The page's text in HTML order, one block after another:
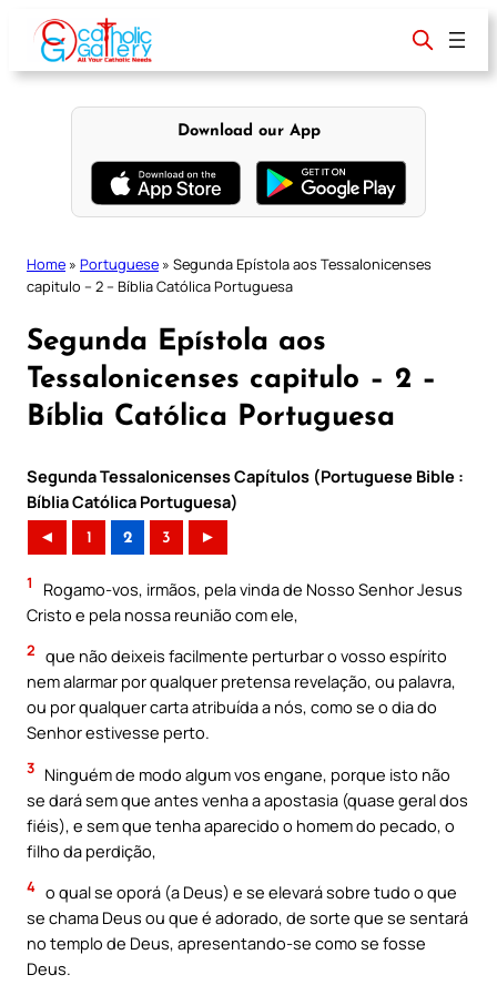
content
Download our App
Home » Portuguese » Segunda Epístola aos Tessalonicenses
capitulo – 2 – Bíblia Católica Portuguesa
Segunda Epístola aos
Tessalonicenses capitulo – 2 –
Bíblia Católica Portuguesa
Segunda Tessalonicenses Capítulos (Portuguese Bible :
Bíblia Católica Portuguesa)
◄ 1 2 3 ►
1
Rogamo-vos, irmãos, pela vinda de Nosso Senhor Jesus
Cristo e pela nossa reunião com ele,
2 que não deixeis facilmente perturbar o vosso espírito
nem alarmar por qualquer pretensa revelação, ou palavra,
ou por qualquer carta atribuída a nós, como se o dia do
Senhor estivesse perto.
3 Ninguém de modo algum vos engane, porque isto não
se dará sem que antes venha a apostasia (quase geral dos
fiéis), e sem que tenha aparecido o homem do pecado, o
filho da perdição,
4 o qual se oporá (a Deus) e se elevará sobre tudo o que
se chama Deus ou que é adorado, de sorte que se sentará
no templo de Deus, apresentando-se como se fosse
Deus.